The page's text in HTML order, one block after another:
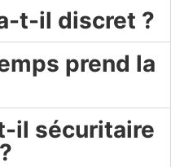
t-il discret ?
prend la
il sécuritaire